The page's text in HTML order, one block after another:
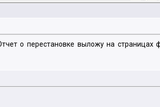
о перестановке выложу на страницах